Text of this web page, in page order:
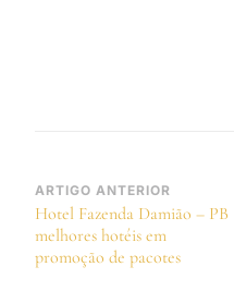
Navegação
de
post
ARTIGO ANTERIOR
Hotel Fazenda Damião – PB
melhores hotéis em
promoção de pacotes